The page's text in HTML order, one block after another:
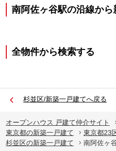
南阿佐ヶ谷駅の沿線か
全物件から検索する
杉並区/新築一戸建てへ戻る
オープンハウス 戸建て仲介サイト
東京都の新築一戸建て
東京都23
杉並区の新築一戸建て
南阿佐ヶ